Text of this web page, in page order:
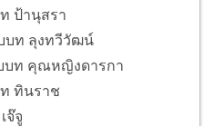
ป้านุสรา
บท ลุงทวีวัฒน์
บท คุณหญิงดารกา
ทินราช
จ๊จู